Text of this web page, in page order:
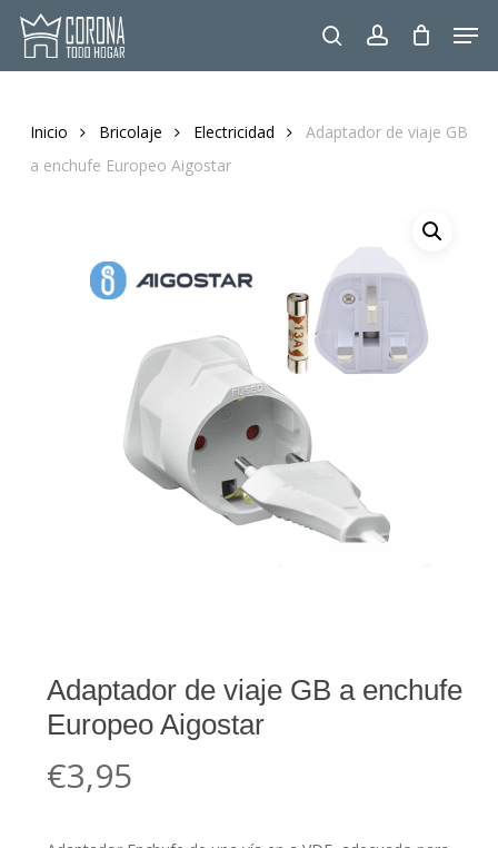
Skip
main
searchaccount
Inicio Bricolaje Electricidad
Adaptador de viaje GB
a enchufe Europeo Aigostar
Adaptador de viaje GB a enchufe
Europeo Aigostar
€3,95